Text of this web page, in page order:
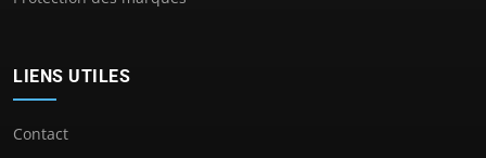
LIENS UTILES
Contact